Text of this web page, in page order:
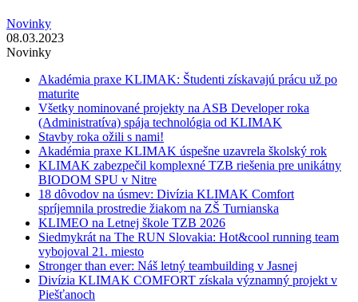
Novinky
08.03.2023
Novinky
Akadémia praxe KLIMAK: Študenti získavajú prácu už po
maturite
Všetky nominované projekty na ASB Developer roka
(Administratíva) spája technológia od KLIMAK
Stavby roka ožili s nami!
Akadémia praxe KLIMAK úspešne uzavrela školský rok
KLIMAK zabezpečil komplexné TZB riešenia pre unikátny
BIODOM SPU v Nitre
18 dôvodov na úsmev: Divízia KLIMAK Comfort
spríjemnila prostredie žiakom na ZŠ Turnianska
KLIMEO na Letnej škole TZB 2026
Siedmykrát na The RUN Slovakia: Hot&cool running team
vybojoval 21. miesto
Stronger than ever: Náš letný teambuilding v Jasnej
Divízia KLIMAK COMFORT získala významný projekt v
Piešťanoch